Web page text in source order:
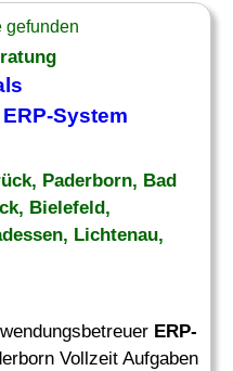
gefunden
ERP-System
Paderborn, Bad
Bielefeld,
Lichtenau,
ERP-
Vollzeit Aufgaben